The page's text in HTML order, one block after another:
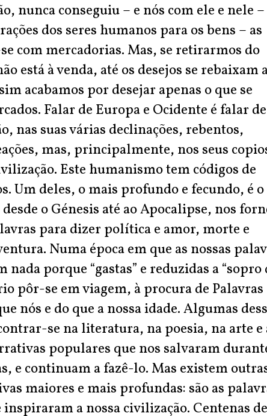
nunca conseguiu – e nós com ele e nele –
dos seres humanos para os bens – as
com mercadorias. Mas, se retirarmos do
está à venda, até os desejos se rebaixam
acabamos por desejar apenas o que se
Falar de Europa e Ocidente é falar de
nas suas várias declinações, rebentos,
mas, principalmente, nos seus
Este humanismo tem códigos de
Um deles, o mais profundo e fecundo, é o
o Génesis até ao Apocalipse, nos
para dizer política e amor, morte e
Numa época em que as nossas
nada porque “gastas” e reduzidas a “sopro
pôr-se em viagem, à procura de Palavras
nós e do que a nossa idade. Algumas
se na literatura, na poesia, na arte e
populares que nos salvaram
e continuam a fazê-lo. Mas existem
maiores e mais profundas: são as
a nossa civilização. Centenas de